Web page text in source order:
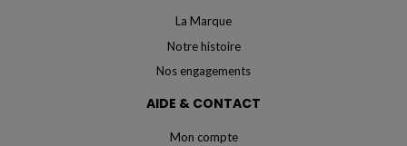
La Marque
Notre histoire
Nos engagements
AIDE & CONTACT
Mon compte